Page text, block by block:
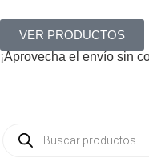
VER PRODUCTOS
¡Aprovecha el envío sin